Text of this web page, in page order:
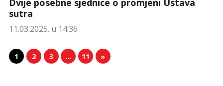
Dvije posebne sjednice o promjeni Ustava
sutra
11.03.2025. u 14:36
1 2 3 … 11 »